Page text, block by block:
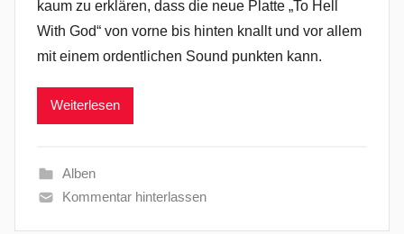
kaum zu erklären, dass die neue Platte „To Hell
With God“ von vorne bis hinten knallt und vor allem
mit einem ordentlichen Sound punkten kann.
Weiterlesen
Alben
Kommentar hinterlassen